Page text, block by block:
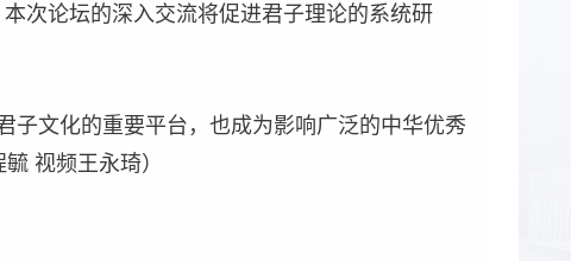
次论坛的深入交流将促进君子理论的系统研
子文化的重要平台，也成为影响广泛的中华优秀
视频王永琦）